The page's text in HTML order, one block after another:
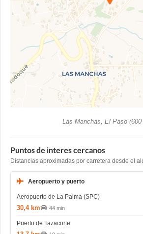
Las Manchas, El Paso
Puntos de interes cercanos
Distancias aproximadas por carretera desde el
Aeropuerto y puerto
Aeropuerto de La Palma (SPC)
30,4 km 44 min
Puerto de Tazacorte